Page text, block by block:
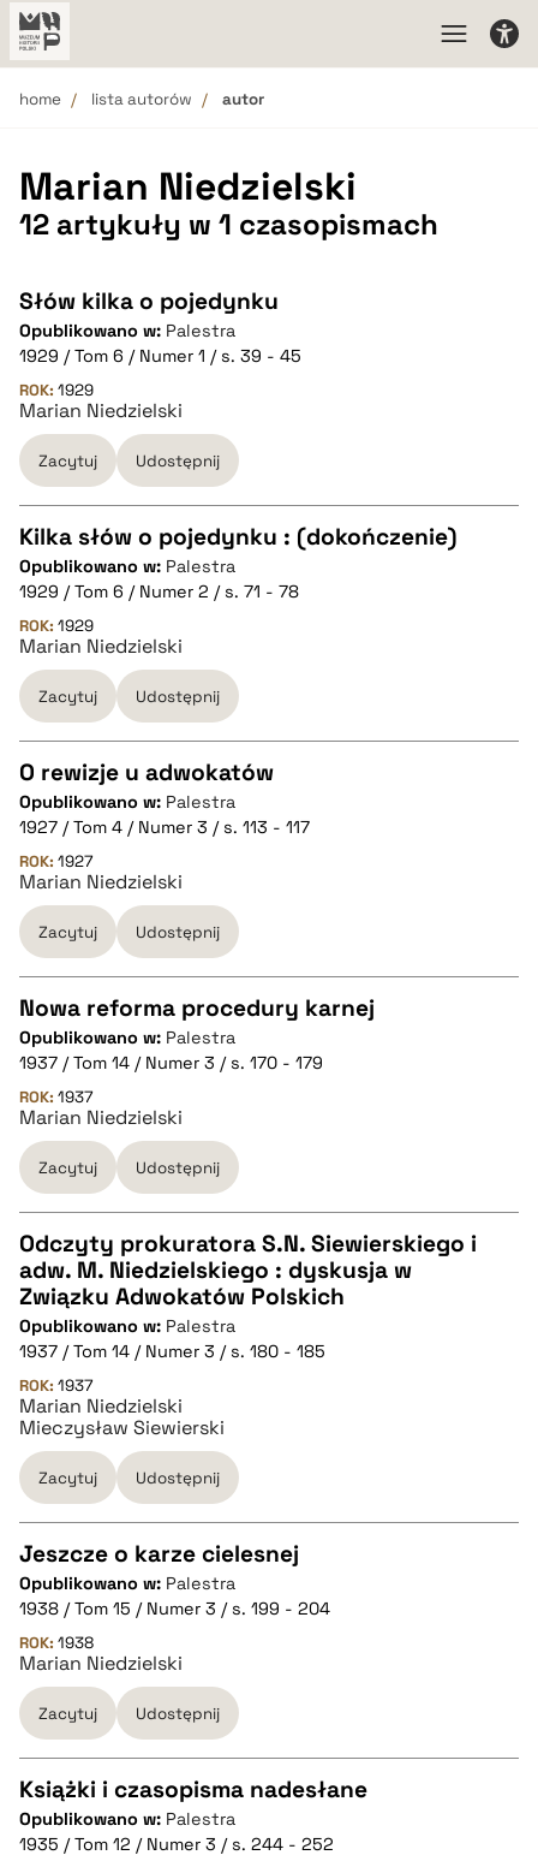
home lista autorów autor
Marian Niedzielski
12 artykuły w 1 czasopismach
Słów kilka o pojedynku
Opublikowano w: Palestra
1929 / Tom 6 / Numer 1 / s. 39 - 45
ROK: 1929
Marian Niedzielski
Zacytuj Udostępnij
CZYSTY TEKST
pobierz cytat
BIBTEX
pobierz cytat
Kilka słów o pojedynku : (dokończenie)
Opublikowano w: Palestra
1929 / Tom 6 / Numer 2 / s. 71 - 78
ROK: 1929
Marian Niedzielski
Zacytuj Udostępnij
CZYSTY TEKST
pobierz cytat
BIBTEX
pobierz cytat
O rewizje u adwokatów
Opublikowano w: Palestra
1927 / Tom 4 / Numer 3 / s. 113 - 117
ROK: 1927
Marian Niedzielski
Zacytuj Udostępnij
CZYSTY TEKST
pobierz cytat
BIBTEX
pobierz cytat
Nowa reforma procedury karnej
Opublikowano w: Palestra
1937 / Tom 14 / Numer 3 / s. 170 - 179
ROK: 1937
Marian Niedzielski
Zacytuj Udostępnij
CZYSTY TEKST
pobierz cytat
BIBTEX
pobierz cytat
Odczyty prokuratora S.N. Siewierskiego i
adw. M. Niedzielskiego : dyskusja w
Związku Adwokatów Polskich
Opublikowano w: Palestra
1937 / Tom 14 / Numer 3 / s. 180 - 185
ROK: 1937
Marian Niedzielski
Mieczysław Siewierski
Zacytuj Udostępnij
CZYSTY TEKST
pobierz cytat
BIBTEX
pobierz cytat
Jeszcze o karze cielesnej
Opublikowano w: Palestra
1938 / Tom 15 / Numer 3 / s. 199 - 204
ROK: 1938
Marian Niedzielski
Zacytuj Udostępnij
CZYSTY TEKST
Książki i czasopisma nadesłane
Opublikowano w: Palestra
1935 / Tom 12 / Numer 3 / s. 244 - 252